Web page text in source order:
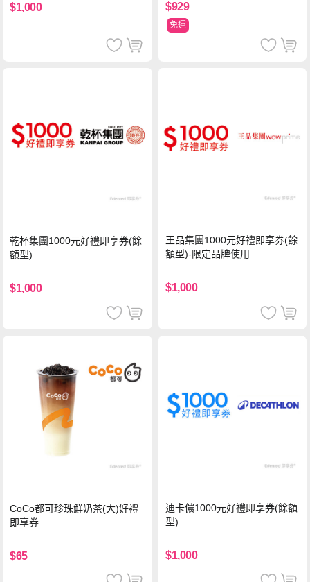
$1,000 $929
免運
乾杯集團1000元好禮即享券(餘
額型)
$1,000
王品集團1000元好禮即享券(餘
額型)-限定品牌使用
$1,000
CoCo都可珍珠鮮奶茶(大)好禮
即享券
$65
迪卡儂1000元好禮即享券(餘額
型)
$1,000